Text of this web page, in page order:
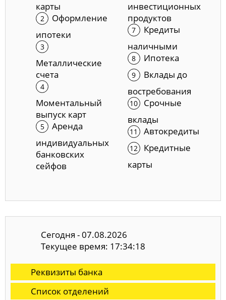
карты
Оформление
ипотеки
Металлические
счета
Моментальный
выпуск карт
Аренда
индивидуальных
банковских
сейфов
инвестиционных
продуктов
Кредиты
наличными
Ипотека
Вклады до
востребования
Срочные
вклады
Автокредиты
Кредитные
карты
Сегодня - 07.08.2026
Текущее время: 17:34:19
Реквизиты банка
Список отделений